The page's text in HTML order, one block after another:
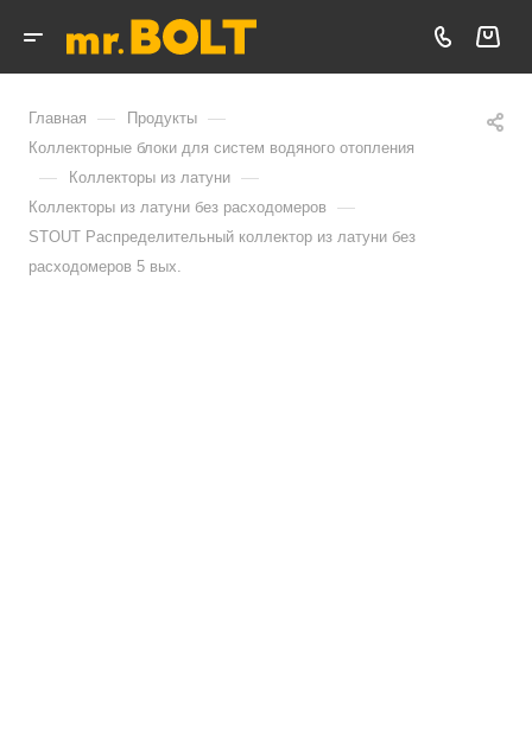
Главная — Продукты —
Коллекторные блоки для систем водяного отопления
— Коллекторы из латуни —
Коллекторы из латуни без расходомеров —
STOUT Распределительный коллектор из латуни без
расходомеров 5 вых.